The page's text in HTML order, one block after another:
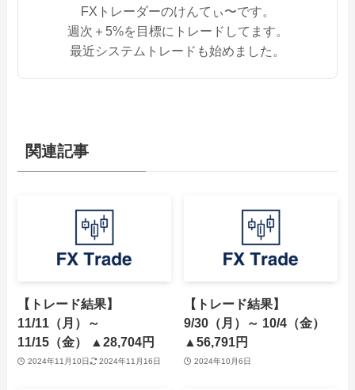
FXトレーダーのけんてぃ〜です。
週次＋5%を目標にトレードしてます。
最近システムトレードも始めました。
関連記事
【トレード結果】
11/11（月）～
11/15（金） ▲28,704円
2024年11月10日 2024年11月16日
【トレード結果】
9/30（月）～ 10/4（金）
▲56,791円
2024年10月6日